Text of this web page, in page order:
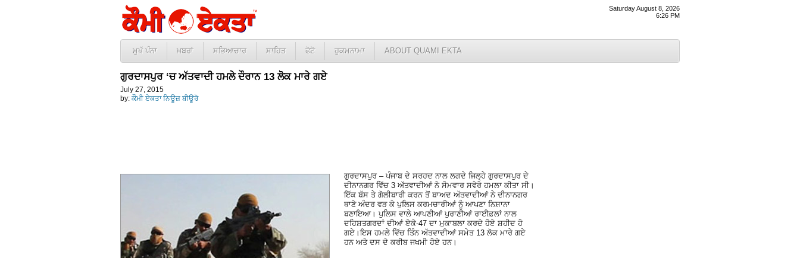
Saturday August 8, 2026
6:26 PM
ਮੁਖੱ ਪੰਨਾ ਖ਼ਬਰਾਂ ਸਭਿਆਚਾਰ ਸਾਹਿਤ ਫੋਟੋ ਹੁਕਮਨਾਮਾ ABOUT QUAMI EKTA
ਗੁਰਦਾਸਪੁਰ ‘ਚ ਅੱਤਵਾਦੀ ਹਮਲੇ ਦੌਰਾਨ 13 ਲੋਕ ਮਾਰੇ ਗਏ
July 27, 2015
by: ਕੌਮੀ ਏਕਤਾ ਨਿਊਜ਼ ਬੀਊਰੋ
ਗੁਰਦਾਸਪੁਰ – ਪੰਜਾਬ ਦੇ ਸਰਹਦ ਨਾਲ ਲਗਦੇ ਜਿਲ੍ਹੇ ਗੁਰਦਾਸਪੁਰ ਦੇ
ਦੀਨਾਨਗਰ ਵਿੱਚ 3 ਅੱਤਵਾਦੀਆਂ ਨੇ ਸੋਮਵਾਰ ਸਵੇਰੇ ਹਮਲਾ ਕੀਤਾ ਸੀ।
ਇੱਕ ਬੱਸ ਤੇ ਗੋਲੀਬਾਰੀ ਕਰਨ ਤੋਂ ਬਾਅਦ ਅੱਤਵਾਦੀਆਂ ਨੇ ਦੀਨਾਨਗਰ
ਥਾਣੇ ਅੰਦਰ ਵੜ ਕੇ ਪੁਲਿਸ ਕਰਮਚਾਰੀਆਂ ਨੂੰ ਆਪਣਾ ਨਿਸ਼ਾਨਾ
ਬਣਾਇਆ। ਪੁਲਿਸ ਵਾਲੇ ਆਪਣੀਆਂ ਪੁਰਾਣੀਆਂ ਰਾਈਫ਼ਲਾਂ ਨਾਲ
ਦਹਿਸ਼ਤਗਰਦਾਂ ਦੀਆਂ ਏਕੇ-47 ਦਾ ਮੁਕਾਬਲਾ ਕਰਦੇ ਹੋਏ ਸ਼ਹੀਦ ਹੋ
ਗਏ।ਇਸ ਹਮਲੇ ਵਿੱਚ ਤਿੰਨ ਅੱਤਵਾਦੀਆਂ ਸਮੇਤ 13 ਲੋਕ ਮਾਰੇ ਗਏ
ਹਨ ਅਤੇ ਦਸ ਦੇ ਕਰੀਬ ਜਖਮੀ ਹੋਏ ਹਨ।